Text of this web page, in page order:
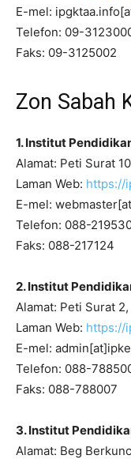
E-mel:
Telefon: 09-
Faks: 09-3125002
Zon Sabah
1. Institut
Alamat: Peti Surat
Laman Web: https://
E-mel:
Telefon: 088-
Faks: 088-217124
2. Institut
Alamat: Peti Surat
Laman Web: https://
E-mel:
Telefon: 088-
Faks: 088-788007
3. Institut
Alamat: Beg